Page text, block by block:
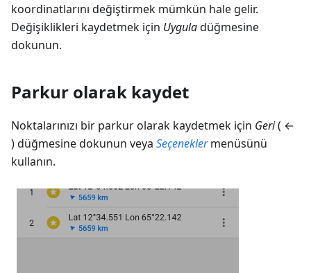
koordinatlarını değiştirmek mümkün hale gelir.
Değişiklikleri kaydetmek için Uyguladüğmesine
dokunun.
Parkur olarak kaydet
Noktalarınızı bir parkur olarak kaydetmek için Geri( ←
) düğmesine dokunun veya Seçeneklermenüsünü
kullanın.